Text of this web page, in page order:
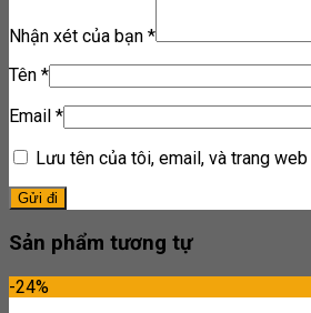
Nhận xét của bạn *
Tên *
Email *
Lưu tên của tôi, email, và trang
Sản phẩm tương tự
-24%